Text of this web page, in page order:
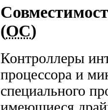
(ОС)
Контроллеры
процессора и
специального